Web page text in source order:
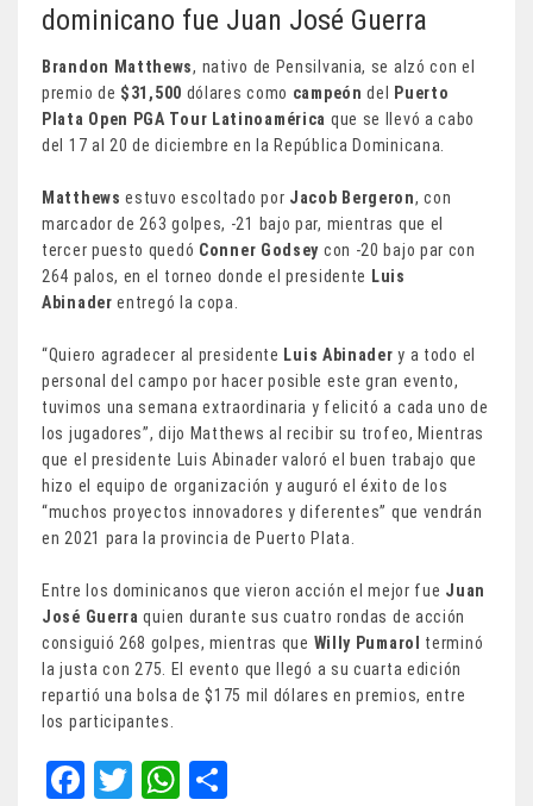
dominicano fue Juan José Guerra
Brandon Matthews, nativo de Pensilvania, se alzó con el
premio de $31,500 dólares como campeón del
Puerto
Plata Open PGA Tour Latinoamérica que se llevó a cabo
del 17 al 20 de diciembre en la República Dominicana.
Matthews estuvo escoltado por Jacob Bergeron, con
marcador de 263 golpes, -21 bajo par, mientras que el
tercer puesto quedó Conner Godsey con -20 bajo par con
264 palos, en el torneo donde el presidente Luis
Abinaderentregó la copa.
“Quiero agradecer al presidente Luis Abinader y a todo el
personal del campo por hacer posible este gran evento,
tuvimos una semana extraordinaria y felicitó a cada uno de
los jugadores”, dijo Matthews al recibir su trofeo, Mientras
que el presidente Luis Abinader valoró el buen trabajo que
hizo el equipo de organización y auguró el éxito de los
“muchos proyectos innovadores y diferentes” que vendrán
en 2021 para la provincia de Puerto Plata.
Entre los dominicanos que vieron acción el mejor fue Juan
José Guerra quien durante sus cuatro rondas de acción
consiguió 268 golpes, mientras que Willy Pumarol terminó
la justa con 275. El evento que llegó a su cuarta edición
repartió una bolsa de $175 mil dólares en premios, entre
los participantes.
Fa T
W